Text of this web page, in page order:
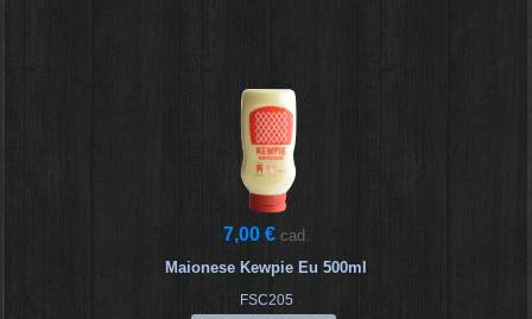
7,00 € cad.
Maionese Kewpie Eu 500ml
FSC205